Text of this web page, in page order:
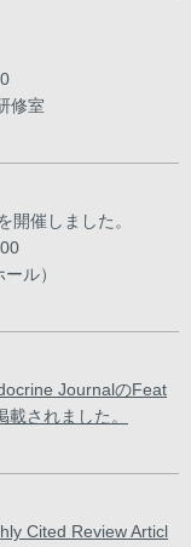
修室
開催しました。
ル）
JournalのFeat
されました。
Cited Review Articl